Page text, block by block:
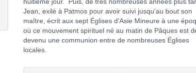
huitième jour. Puis, de très nombreuses années plus
Jean, exilé à Patmos pour avoir suivi jusqu'au bout son
maître, écrit aux sept Églises d'Asie Mineure à une
où ce mouvement spirituel né au matin de Pâques est
devenu une communion entre de nombreuses Églises
locales.